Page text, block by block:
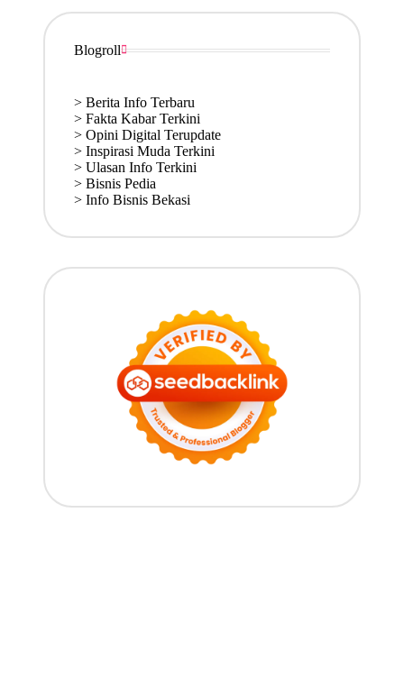
Blogroll
> Berita Info Terbaru
> Fakta Kabar Terkini
> Opini Digital Terupdate
> Inspirasi Muda Terkini
> Ulasan Info Terkini
> Bisnis Pedia
> Info Bisnis Bekasi